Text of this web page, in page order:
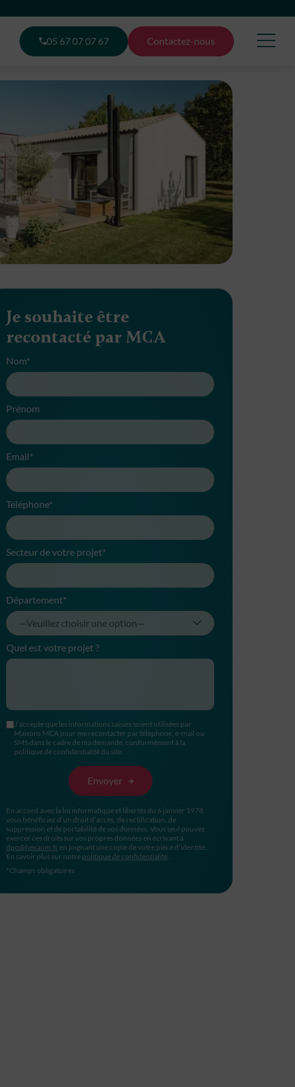
05 67 07 07 67 Contactez-nous
Je souhaite être
recontacté par MCA
Nom*
Prénom
Email*
Téléphone*
Secteur de votre projet*
Département*
Quel est votre projet ?
J’accepte que les informations saisies soient utilisées par
Maisons MCA pour me recontacter par téléphone, e-mail ou
SMS dans le cadre de ma demande, conformément à la
politique de confidentialité du site.
En accord avec la loi informatique et libertés du 6 janvier 1978,
vous bénéficiez d’un droit d’accès, de rectification, de
suppression et de portabilité de vos données. Vous seul pouvez
exercer ces droits sur vos propres données en écrivant à
dpo@hexaom.fr en joignant une copie de votre pièce d’identité.
En savoir plus sur notre politique de confidentialité
*Champs obligatoires